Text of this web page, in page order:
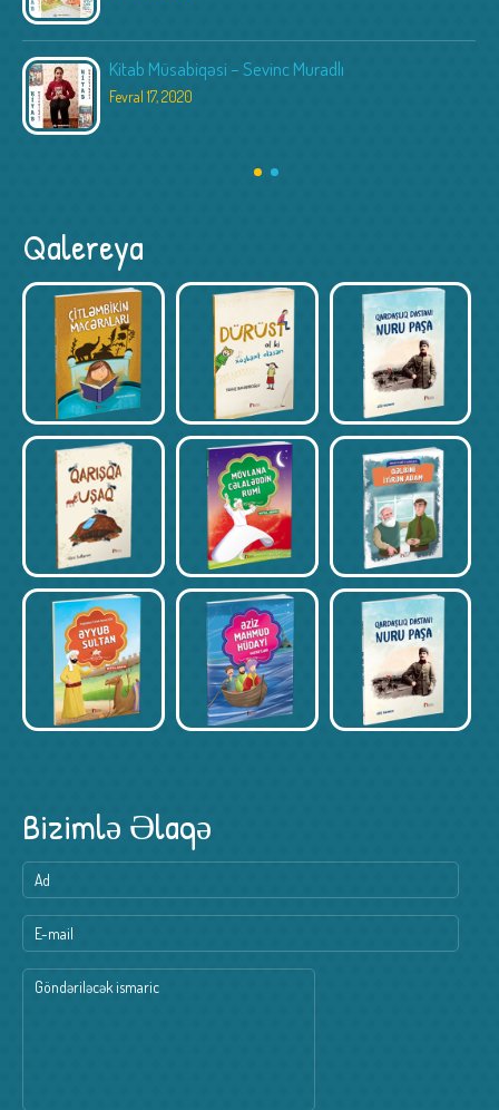
Kitab Müsabiqəsi – Sevinc Muradlı
Fevral 17, 2020
Qalereya
Bizimlə Əlaqə